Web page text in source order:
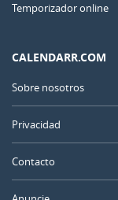
Temporizador online
CALENDARR.COM
Sobre nosotros
Privacidad
Contacto